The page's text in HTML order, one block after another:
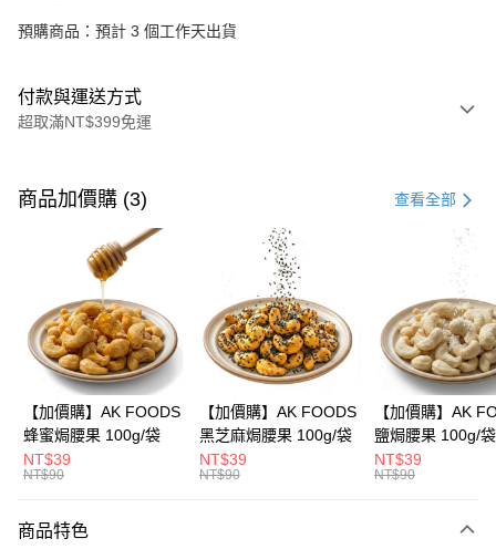
預購商品：預計 3 個工作天出貨
付款與運送方式
超取滿NT$399免運
信用卡一次付款
3 期 0 利率 每期
合作金庫商業銀行
第一商業銀行
華南商業銀行
彰化商業銀行
上海商業儲蓄銀行
台北富邦商業銀行
國泰世華商業銀行
兆豐國際商業銀行
臺灣中小企業銀行
匯豐（台灣）商業銀行
華泰商業銀行
聯邦商業銀行
遠東國際商業銀行
元大商業銀行
台灣樂天信用卡公司
超商取貨付款
LINE Pay
Apple Pay
街口支付
悠遊付
AFTEE先享後付
商品加價購 (3) 查看全部
【加價購】AK FOODS
蜂蜜焗腰果 100g/袋
NT$39
NT$90
【加價購】AK FOODS
黑芝麻焗腰果 100g/袋
NT$39
NT$90
【加價購】AK
鹽焗腰果 100g/袋
NT$39
NT$90
商品特色